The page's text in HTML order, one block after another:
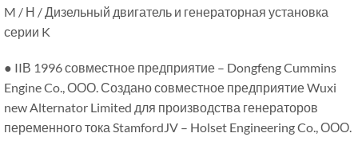
M / Н / Дизельный двигатель и генераторная установка
серии K
● IIВ 1996 совместное предприятие – Dongfeng Cummins
Engine Co., ООО. Создано совместное предприятие Wuxi
new Alternator Limited для производства генераторов
переменного тока StamfordJV – Holset Engineering Co., ООО.